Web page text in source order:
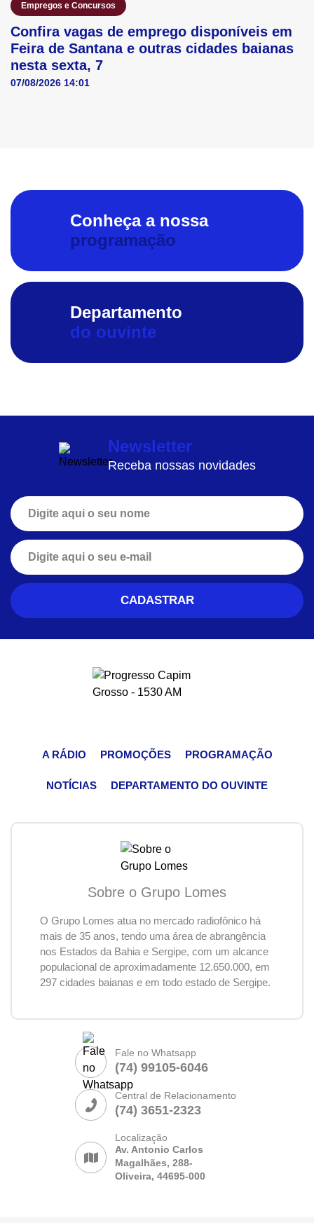
Empregos e Concursos
Confira vagas de emprego disponíveis em
Feira de Santana e outras cidades baianas
nesta sexta, 7
07/08/2026 14:01
Conheça a nossa
programação
Departamento
do ouvinte
Newsletter
Receba nossas novidades
A RÁDIO PROMOÇÕES PROGRAMAÇÃO
NOTÍCIAS DEPARTAMENTO DO OUVINTE
Sobre o Grupo Lomes
O Grupo Lomes atua no mercado radiofônico há
mais de 35 anos, tendo uma área de abrangência
nos Estados da Bahia e Sergipe, com um alcance
populacional de aproximadamente 12.650.000, em
297 cidades baianas e em todo estado de Sergipe.
Fale no Whatsapp
(74) 99105-6046
Central de Relacionamento
(74) 3651-2323
Localização
Av. Antonio Carlos
Magalhães, 288-
Oliveira, 44695-000